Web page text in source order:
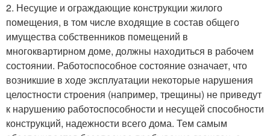
2. Несущие и ограждающие конструкции жилого
помещения, в том числе входящие в состав общего
имущества собственников помещений в
многоквартирном доме, должны находиться в рабочем
состоянии. Работоспособное состояние означает, что
возникшие в ходе эксплуатации некоторые нарушения
целостности строения (например, трещины) не приведут
к нарушению работоспособности и несущей способности
конструкций, надежности всего дома. Тем самым